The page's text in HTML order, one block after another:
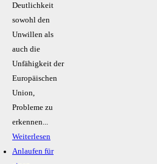
Deutlichkeit
sowohl den
Unwillen als
auch die
Unfähigkeit der
Europäischen
Union,
Probleme zu
erkennen...
Weiterlesen
Anlaufen für